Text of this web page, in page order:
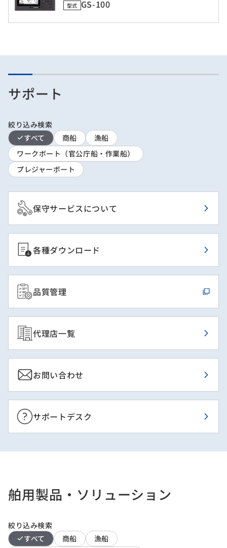
型式 GS-100
サポート
絞り込み検索
すべて
商船
漁船
ワークボート（官公庁船・作業船）
プレジャーボート
保守サービスについて
各種ダウンロード
品質管理
代理店一覧
お問い合わせ
サポートデスク
舶用製品・ソリューション
絞り込み検索
すべて
商船
漁船